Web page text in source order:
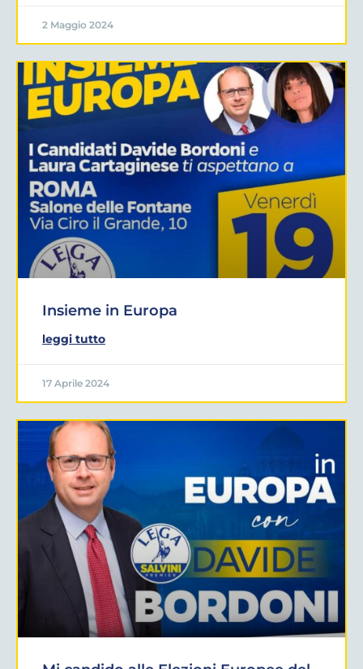
2 Maggio 2024
Insieme in Europa
leggi tutto
17 Aprile 2024